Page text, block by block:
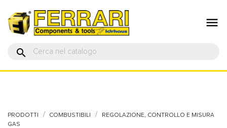

search
PRODOTTI COMBUSTIBILI
REGOLAZIONE, CONTROLLO E MISURA
GAS